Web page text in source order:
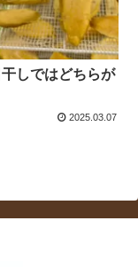
しではどちらが
2025.03.07